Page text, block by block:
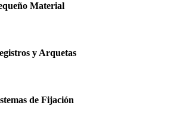
Material
y Arquetas
de Fijación